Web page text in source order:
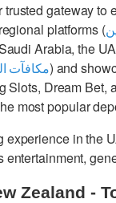
gateway to
platforms (
Arabia, the
مكافآت) and
Slots, Dream Bet,
most popular
experience in the
Zealand -